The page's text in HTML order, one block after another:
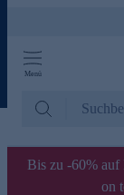
Menü
Bis zu -60%
on